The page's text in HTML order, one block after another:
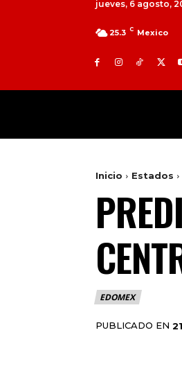
jueves, 6 agosto,
25.3 C Mexico
TOLUCA 98.9
Inicio Estados
EDOMEX
PUBLICADO EN